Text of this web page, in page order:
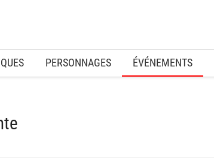
PERSONNAGES ÉVÉNEMENTS